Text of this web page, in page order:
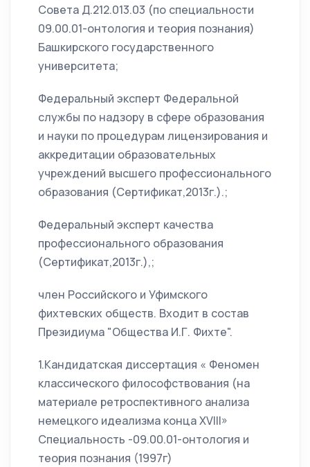
Совета Д.212.013.03 (по специальности
09.00.01-онтология и теория познания)
Башкирского государственного
университета;
Федеральный эксперт Федеральной
службы по надзору в сфере образования
и науки по процедурам лицензирования и
аккредитации образовательных
учреждений высшего профессионального
образования (Сертификат,2013г.).;
Федеральный эксперт качества
профессионального образования
(Сертификат,2013г.),;
член Российского и Уфимского
фихтевских обществ. Входит в состав
Президиума "Общества И.Г. Фихте".
1.Кандидатская диссертация « Феномен
классического философствования (на
материале ретроспективного анализа
немецкого идеализма конца XVIII»
Специальность -09.00.01-онтология и
теория познания (1997г)